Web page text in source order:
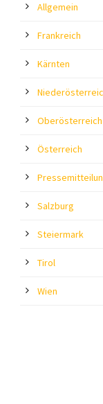
Allgemein
Frankreich
Kärnten
Oberösterreich
Österreich
Salzburg
Steiermark
Tirol
Wien